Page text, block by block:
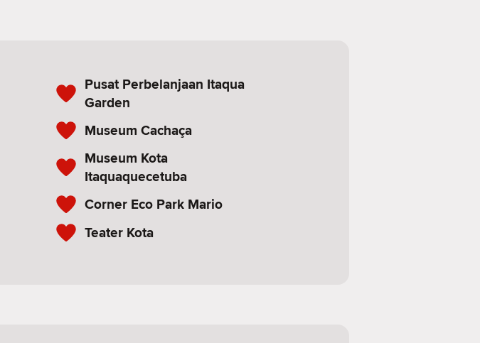
Pusat Perbelanjaan Itaqua
Garden
Museum Cachaça
Museum Kota
Itaquaquecetuba
Corner Eco Park Mario
Teater Kota